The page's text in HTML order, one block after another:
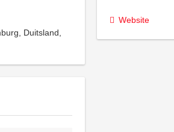
Duitsland,
Website